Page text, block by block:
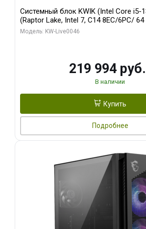
Системный блок KWIK (Intel Core i5-
(Raptor Lake, Intel 7, C14 8EC/6PC/
Gigabyte RTX5060Ti GAMING OC 8GB
Модель: KW-Live0046
219 994 руб.
В наличии
Купить
Подробнее